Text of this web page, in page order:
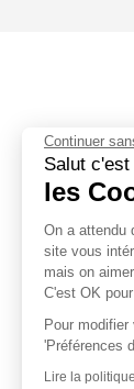
Continuer
Salut
les
On a attendu
site vous
mais on
C'est OK
Pour
'Préférences
Lire la